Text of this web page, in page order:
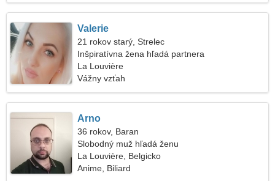
Valerie
21 rokov starý, Strelec
Inšpiratívna žena hľadá partnera
La Louvière
Vážny vzťah
Arno
36 rokov, Baran
Slobodný muž hľadá ženu
La Louvière, Belgicko
Anime, Biliard